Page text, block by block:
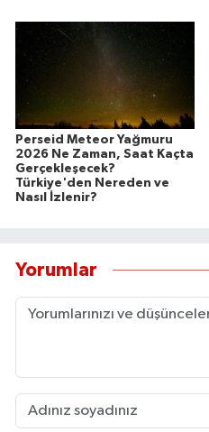
Perseid Meteor Yağmuru
2026 Ne Zaman, Saat Kaçta
Gerçekleşecek?
Türkiye'den Nereden ve
Nasıl İzlenir?
Yorumlar